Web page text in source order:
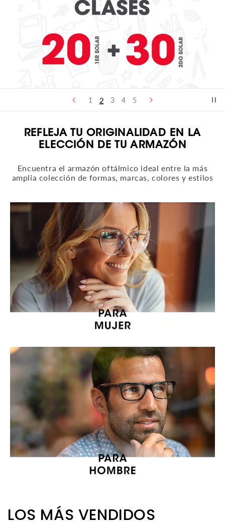
1 2 3 4 5
REFLEJA TU ORIGINALIDAD EN LA
ELECCIÓN DE TU ARMAZÓN
Encuentra el armazón oftálmico ideal entre la más
amplia colección de formas, marcas, colores y estilos
LOS MÁS VENDIDOS